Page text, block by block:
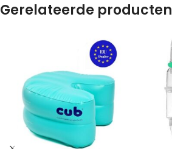
Gerelateerde producten